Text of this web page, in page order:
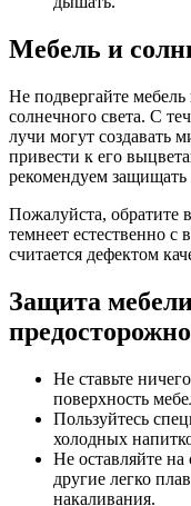
Мебель и
Не подвергайте
солнечного света. С
лучи могут создавать
привести к его
рекомендуем
Пожалуйста, обратите
темнеет естественно с
считается дефектом
Защита
Не ставьте
поверхность
Пользуйтесь
холодных
Не оставляйте на
другие легко
накаливания.